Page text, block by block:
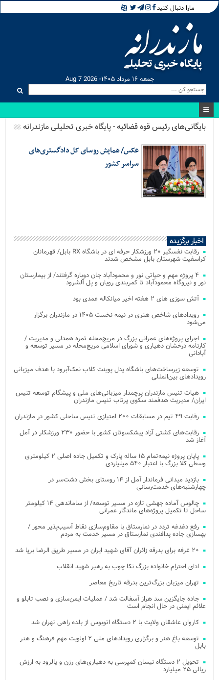
مارا دنبال کنید
جمعه ۱۶ مرداد ۱۴۰۵- Aug 7 2026
بایگانی‌های رئیس قوه قضائیه - پایگاه خبری تحلیلی مازندرانه
عکس/ همایش روسای کل دادگستری‌های
سراسر کشور
اخبار برگزیده
رقابت نفسگیر ۲۰ ورزشکار حرفه ای در باشگاه RX بابل/ قهرمانان
کراسفیت شهرستان بابل مشخص شدند
۴ پروژه مهم و حیاتی نور و محمودآباد جان دوباره گرفتند/ از بیمارستان
نور و نیروگاه محمودآباد تا کمربندی رویان و پل آلشرود
آتش‌ سوزی‌ های ۲ هفته اخیر میانکاله عمدی بود
رویدادهای شاخص هنری در نیمه نخست ۱۴۰۵ در مازندران برگزار
می‌شود
اجرای پروژه‌های عمرانی بزرگ در مریج‌محله ثمره همدلی و مدیریت /
کارنامه درخشان دهیاری و شورای اسلامی مریج‌محله در مسیر توسعه و
آبادانی
توسعه زیرساخت‌های باشگاه پدل پوینت کلاب نمک‌آبرود با هدف میزبانی
رویدادهای بین‌المللی
هیات تنیس مازندران پرچمدار میزبانی‌های ملی و پیشگام توسعه تنیس
ایران/ مدیریت هدفمند سکوی پرتاب تنیس مازندران
رقابت ۴۹ تیم در مسابقات ۲۰۰ امتیازی تنیس ساحلی کشور در مازندران
رقابت‌های کشتی آزاد پیشکسوتان کشور با حضور ۲۳۰ ورزشکار در آمل
آغاز شد
پایان پروژه نیمه‌تمام ۱۵ ساله پارک و تکمیل جاده اصلی ۲ کیلومتری
وسطی کلا بزرگ با اعتبار ۵۴۰ میلیاردی
بازدید میدانی فرماندار آمل از ۱۴ روستای بخش دشت‌سر در
چهارشنبه‌های خدمت‌رسانی
چالوس آماده جهشی تازه در مسیر توسعه/ از ساماندهی ۱۴ کیلومتر
ساحل تا تکمیل پروژه‌های ماندگار عمرانی
رفع دغدغه تردد در نمارستاق با مقاوم‌سازی نقاط آسیب‌پذیر محور /
بهسازی جاده پدافندی نمارستاق در مسیر خدمت به مردم
۲۰ غرفه برای بدرقه زائران آقای شهید ایران در مسیر طریق الرضا برپا شد
ادای احترام خانواده بزرگ نکا چوب به رهبر شهید انقلاب
تهران میزبان بزرگ‌ترین بدرقه تاریخ معاصر
جاده جایگزین سد هراز آسفالت شد / عملیات ایمن‌سازی و نصب تابلو و
علائم ایمنی در حال انجام است
کاروان عاشقان ولایت با ۲ دستگاه اتوبوس از بلده راهی تهران شد
توسعه باغ هنر و برگزاری رویدادهای ملی ۲ اولویت مهم فرهنگ و هنر
بابل
تحویل ۲ دستگاه نیسان کمپرسی به دهیاری‌های رزن و یالرود به ارزش
ریالی ۲۵ میلیارد